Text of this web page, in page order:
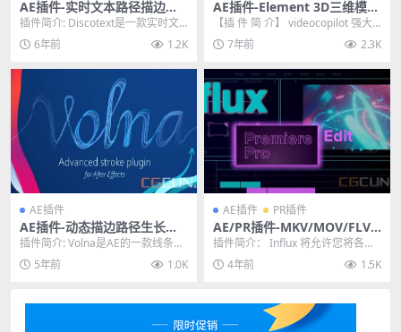
AE插件-实时文本路径描边图
层修剪动画插件 Discotext v
1.0 WIN破解版
插件简介: Discotext是一款实时文
本图层的修剪路径描边AE插件，我
们看过...
6年前 1.2K
AE插件-Element 3D三维模型
插件 v2.2.2.2155 中文汉化版
【插 件 简 介】 videocopilot 强大
的AE三维模型插件 E3D V...
7年前 2.3K
AE插件
AE插件-动态描边路径生长动
画插件 Aescripts Volna v1.3
Win/Mac
插件简介: Volna是AE的一款线条描
边插件，可以制作箭头动画、大小
渐变线条、...
5年前 1.0K
AE插件 PR插件
AE/PR插件-MKV/MOV/FLV
特殊编码素材直接导入软件视
频解码器 Influx v1.2.0 Win
插件简介： Influx 将允许您将各种
音频视频文件直接本地导入 Premie
r... 4年前 1.5K